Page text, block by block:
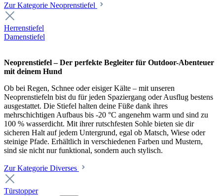
Zur Kategorie Neoprenstiefel
Herrenstiefel
Damenstiefel
Neoprenstiefel – Der perfekte Begleiter für Outdoor-Abenteuer
mit deinem Hund
Ob bei Regen, Schnee oder eisiger Kälte – mit unseren
Neoprenstiefeln bist du für jeden Spaziergang oder Ausflug bestens
ausgestattet. Die Stiefel halten deine Füße dank ihres
mehrschichtigen Aufbaus bis -20 °C angenehm warm und sind zu
100 % wasserdicht. Mit ihrer rutschfesten Sohle bieten sie dir
sicheren Halt auf jedem Untergrund, egal ob Matsch, Wiese oder
steinige Pfade. Erhältlich in verschiedenen Farben und Mustern,
sind sie nicht nur funktional, sondern auch stylisch.
Zur Kategorie Diverses
Türstopper